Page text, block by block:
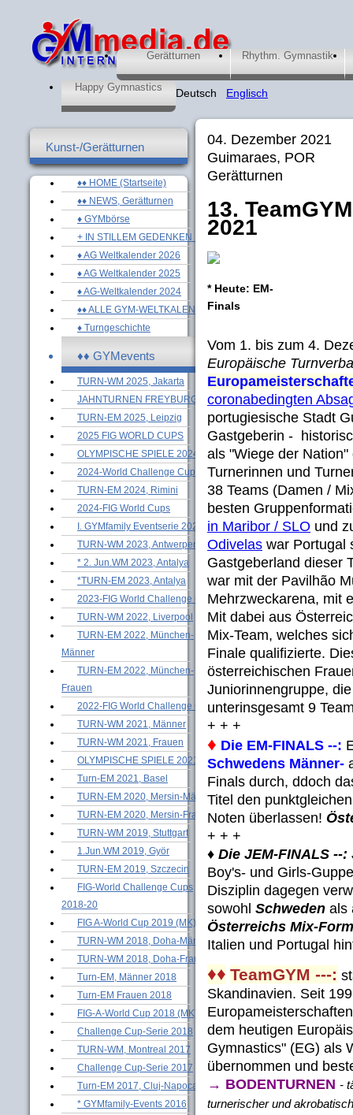
Gerätturnen Rhythm. Gymnastik
Happy Gymnastics Deutsch Englisch
Kunst-/Gerätturnen
♦♦ HOME (Startseite)
♦♦ NEWS, Gerätturnen
♦ GYMbörse
+ IN STILLEM GEDENKEN ...
♦ AG Weltkalender 2026
♦ AG Weltkalender 2025
♦ AG-Weltkalender 2024
♦♦ ALLE GYM-WELTKALENDER
♦ Turngeschichte
♦♦ GYMevents
TURN-WM 2025, Jakarta
JAHNTURNEN FREYBURG
TURN-EM 2025, Leipzig
2025 FIG WORLD CUPS
OLYMPISCHE SPIELE 2024
2024-World Challenge Cups
TURN-EM 2024, Rimini
2024-FIG World Cups
I. GYMfamily Eventserie 2024
TURN-WM 2023, Antwerpen
* 2. Jun.WM 2023, Antalya
*TURN-EM 2023, Antalya
2023-FIG World Challenge Cups
TURN-WM 2022, Liverpool
TURN-EM 2022, München-
Männer
TURN-EM 2022, München-
Frauen
2022-FIG World Challenge Cups
TURN-WM 2021, Männer
TURN-WM 2021, Frauen
OLYMPISCHE SPIELE 2021
Turn-EM 2021, Basel
TURN-EM 2020, Mersin-Männer
TURN-EM 2020, Mersin-Frauen
TURN-WM 2019, Stuttgart
1.Jun.WM 2019, Györ
TURN-EM 2019, Szczecin
FIG-World Challenge Cups
2018-20
FIG A-World Cup 2019 (MK)
TURN-WM 2018, Doha-Männer
TURN-WM 2018, Doha-Frauen
Turn-EM, Männer 2018
Turn-EM Frauen 2018
FIG-A-World Cup 2018 (MK)
Challenge Cup-Serie 2018
TURN-WM, Montreal 2017
Challenge Cup-Serie 2017
Turn-EM 2017, Cluj-Napoca
* GYMfamily-Events 2016
04. Dezember 2021
Guimaraes, POR
Gerätturnen
13.
2021
* Heute: EM-
Finals
Vom 1. bis zum 4.
Europäische
coronabedingten
portugiesische Stadt
Gastgeberin -
als "Wiege der
Turnerinnen und
38 Teams (Damen /
besten
in Maribor / SLO und
Odivelas war Portugal
Gastgeberland dieser
war mit der Pavilhão
Mehrzweckarena, mit
Mit dabei aus
Mix-Team, welches
Finale qualifizierte.
österreichischen
Juniorinnengruppe,
unterinsgesamt 9
+ + +
♦ Die EM-FINALS --:
Schwedens Männer-
Finals durch, ddoch
Titel den punktgleichen
Noten überlassen!
+ + +
♦ Die JEM-FINALS --:
Boy's- und Girls-
Disziplin dagegen
sowohl Schweden als
Österreichs Mix-
Italien und Portugal
♦♦ TeamGYM ---:
Skandinavien. Seit
dem heutigen
Gymnastics" (EG) als
übernommen und
→ BODENTURNEN -
turnerischer und